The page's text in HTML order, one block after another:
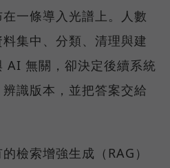
一條導入光譜上。人數
集中、分類、清理與建
AI 無關，卻決定後續系統
識版本，並把答案交給
檢索增強生成（RAG）